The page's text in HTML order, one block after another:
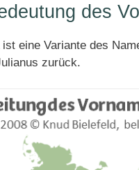
des
eine Variante des
zurück.